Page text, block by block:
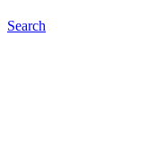
Search